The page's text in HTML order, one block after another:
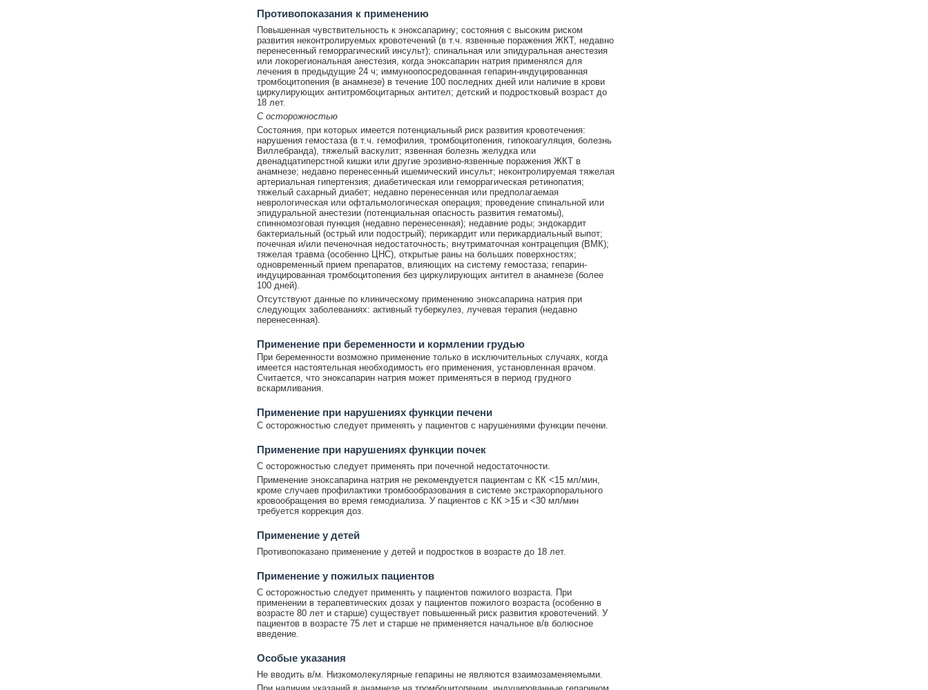
Противопоказания к применению
Повышенная чувствительность к эноксапарину; состояния с высоким риском
развития неконтролируемых кровотечений (в т.ч. язвенные поражения ЖКТ, недавно
перенесенный геморрагический инсульт); спинальная или эпидуральная анестезия
или локорегиональная анестезия, когда эноксапарин натрия применялся для
лечения в предыдущие 24 ч; иммуноопосредованная гепарин-индуцированная
тромбоцитопения (в анамнезе) в течение 100 последних дней или наличие в крови
циркулирующих антитромбоцитарных антител; детский и подростковый возраст до
18 лет.
С осторожностью
Состояния, при которых имеется потенциальный риск развития кровотечения:
нарушения гемостаза (в т.ч. гемофилия, тромбоцитопения, гипокоагуляция, болезнь
Виллебранда), тяжелый васкулит; язвенная болезнь желудка или
двенадцатиперстной кишки или другие эрозивно-язвенные поражения ЖКТ в
анамнезе; недавно перенесенный ишемический инсульт; неконтролируемая тяжелая
артериальная гипертензия; диабетическая или геморрагическая ретинопатия;
тяжелый сахарный диабет; недавно перенесенная или предполагаемая
неврологическая или офтальмологическая операция; проведение спинальной или
эпидуральной анестезии (потенциальная опасность развития гематомы),
спинномозговая пункция (недавно перенесенная); недавние роды; эндокардит
бактериальный (острый или подострый); перикардит или перикардиальный выпот;
почечная и/или печеночная недостаточность; внутриматочная контрацепция (ВМК);
тяжелая травма (особенно ЦНС), открытые раны на больших поверхностях;
одновременный прием препаратов, влияющих на систему гемостаза; гепарин-
индуцированная тромбоцитопения без циркулирующих антител в анамнезе (более
100 дней).
Отсутствуют данные по клиническому применению эноксапарина натрия при
следующих заболеваниях: активный туберкулез, лучевая терапия (недавно
перенесенная).
Применение при беременности и кормлении грудью
При беременности возможно применение только в исключительных случаях, когда
имеется настоятельная необходимость его применения, установленная врачом.
Считается, что эноксапарин натрия может применяться в период грудного
вскармливания.
Применение при нарушениях функции печени
С осторожностью следует применять у пациентов с нарушениями функции печени.
Применение при нарушениях функции почек
С осторожностью следует применять при почечной недостаточности.
Применение эноксапарина натрия не рекомендуется пациентам с КК <15 мл/мин,
кроме случаев профилактики тромбообразования в системе экстракорпорального
кровообращения во время гемодиализа. У пациентов с КК >15 и <30 мл/мин
требуется коррекция доз.
Применение у детей
Противопоказано применение у детей и подростков в возрасте до 18 лет.
Применение у пожилых пациентов
С осторожностью следует применять у пациентов пожилого возраста. При
применении в терапевтических дозах у пациентов пожилого возраста (особенно в
возрасте 80 лет и старше) существует повышенный риск развития кровотечений. У
пациентов в возрасте 75 лет и старше не применяется начальное в/в болюсное
введение.
Особые указания
Не вводить в/м. Низкомолекулярные гепарины не являются взаимозаменяемыми.